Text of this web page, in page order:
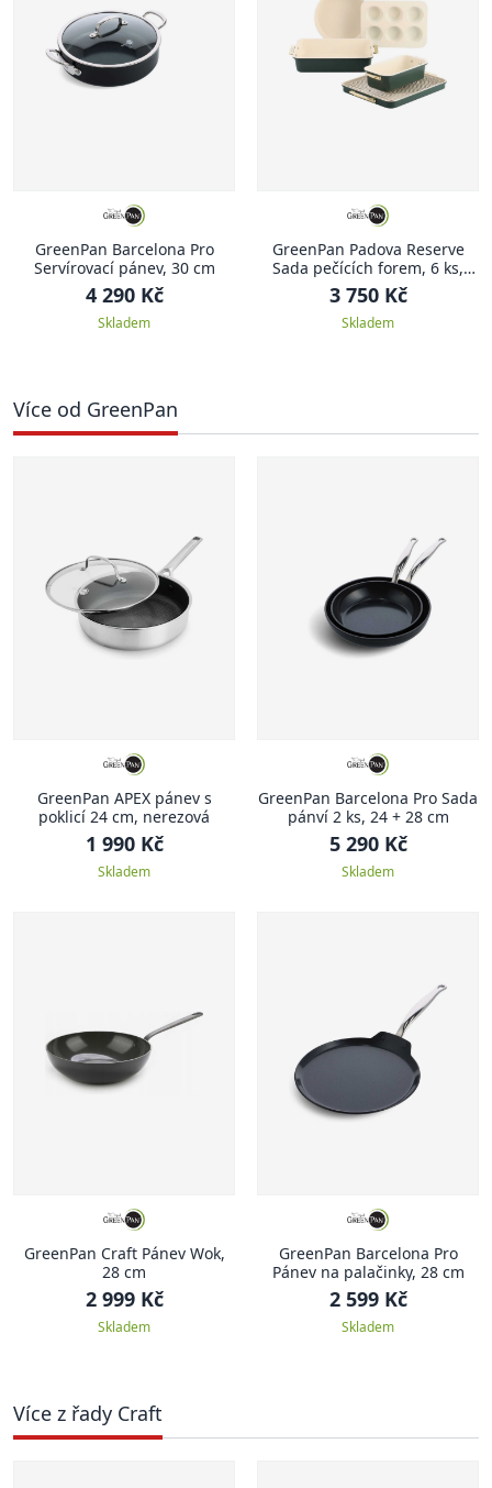
GreenPan Barcelona Pro
Servírovací pánev, 30 cm
4 290 Kč
Skladem
GreenPan Padova Reserve
Sada pečících forem, 6 ks,
tmavě zelená
3 750 Kč
Skladem
Více od GreenPan
GreenPan APEX pánev s
poklicí 24 cm, nerezová
1 990 Kč
Skladem
GreenPan Barcelona Pro Sada
pánví 2 ks, 24 + 28 cm
5 290 Kč
Skladem
GreenPan Craft Pánev Wok,
28 cm
2 999 Kč
Skladem
GreenPan Barcelona Pro
Pánev na palačinky, 28 cm
2 599 Kč
Skladem
Více z řady Craft